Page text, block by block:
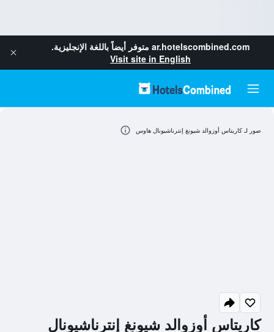
ar.hotelscombined.com متوفر أيضاً باللغة الإنجليزية.
Visit site in English
كاريتاس أوزوالد شيونغ إنترناشيونال
صور لـ كاريتاس أوزوالد شيونغ إنترناشيونال هاوس